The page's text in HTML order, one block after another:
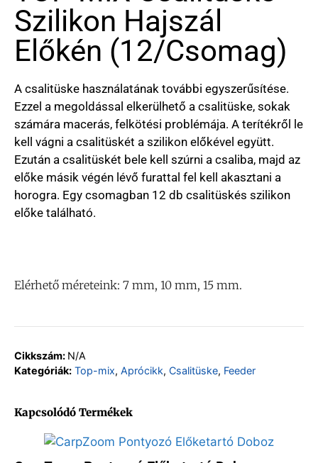
Szilikon Hajszál
Előkén (12/csomag)
A csalitüske használatának további egyszerűsítése.
Ezzel a megoldással elkerülhető a csalitüske, sokak
számára macerás, felkötési problémája. A terítékről le
kell vágni a csalitüskét a szilikon előkével együtt.
Ezután a csalitüskét bele kell szúrni a csaliba, majd az
előke másik végén lévő furattal fel kell akasztani a
horogra. Egy csomagban 12 db csalitüskés szilikon
előke található.
Elérhető méreteink: 7 mm, 10 mm, 15 mm.
Cikkszám: N/A
Kategóriák: Top-mix, Aprócikk, Csalitüske, Feeder
Kapcsolódó Termékek